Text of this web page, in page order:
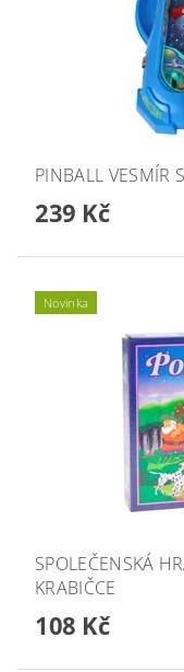
PINBALL VESMÍR
239 Kč
Novinka
SPOLEČENSKÁ
KRABIČCE
108 Kč